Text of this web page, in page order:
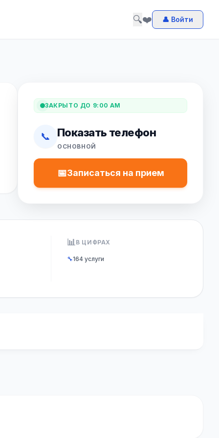
🔍❤️ 👤 Войти
ЗАКРЫТО ДО 9:00 AM
📞 Показать телефон
ОСНОВНОЙ
📅Записаться на прием
📊В ЦИФРАХ
🔧164 услуги